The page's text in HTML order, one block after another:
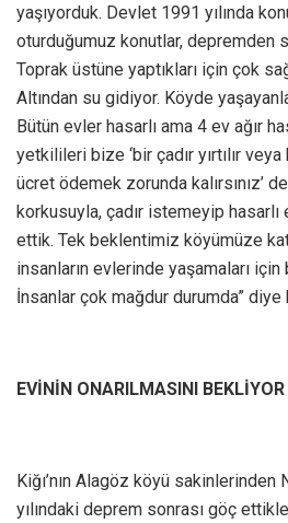
yaşıyorduk. Devlet 1991 yılında
oturduğumuz konutlar, depremden
Toprak üstüne yaptıkları için çok
Altından su gidiyor. Köyde
Bütün evler hasarlı ama 4 ev ağır
yetkilileri bize ‘bir çadır yırtılır
ücret ödemek zorunda kalırsınız’
korkusuyla, çadır istemeyip hasarlı
ettik. Tek beklentimiz köyümüze
insanların evlerinde yaşamaları
İnsanlar çok mağdur durumda” diye
EVİNİN ONARILMASINI BEKLİYOR
Kiğı’nın Alagöz köyü
yılındaki deprem sonrası göç